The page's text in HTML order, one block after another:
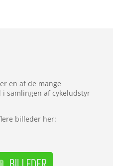
en af de mange
samlingen af cykeludstyr
billeder her: